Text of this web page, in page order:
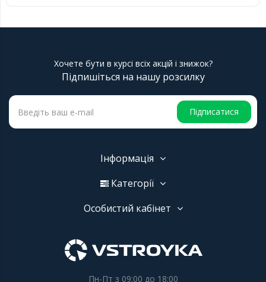
Хочете бути в курсі всіх акцій і знижок?
Підпишіться на нашу розсилку
Підписатися
Інформація
Категорії
Особистий кабінет
Пн-Пт з 09:00 до 18:00